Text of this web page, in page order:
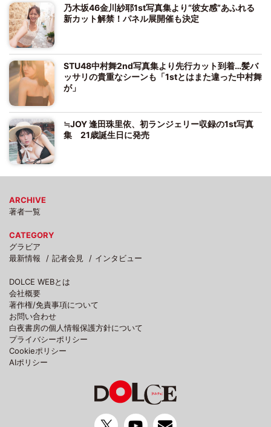
乃木坂46金川紗耶1st写真集より“彼女感”あふれる
新カット解禁！パネル展開催も決定
STU48中村舞2nd写真集より先行カット到着…髪バ
ッサリの貴重なシーンも「1stとはまた違った中村舞
が」
≒JOY 逢田珠里依、初ランジェリー収録の1st写真
集 21歳誕生日に発売
ARCHIVE
著者一覧
CATEGORY
グラビア
最新情報
記者会見 インタビュー
DOLCE WEBとは
会社概要
著作権/免責事項について
お問い合わせ
白夜書房の個人情報保護方針について
プライバシーポリシー
Cookieポリシー
AIポリシー